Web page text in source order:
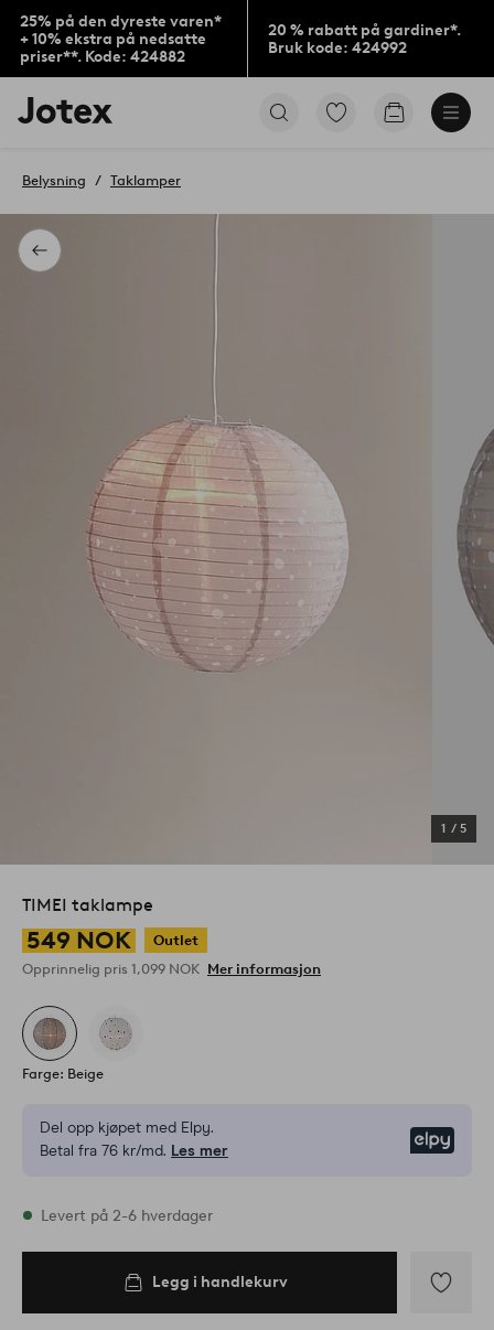
25% på den dyreste varen*
+ 10% ekstra på nedsatte
priser**. Kode: 424882
20 % rabatt på gardiner*.
Bruk kode: 424992
Jotex’
logo
til
Gå
Gå
Tilbake
Belysning Taklamper
1 / 5
TIMEI taklampe
549 NOK
Outlet
Opprinnelig pris 1,099 NOK Mer informasjon
Farge: Beige
Del opp kjøpet med Elpy.
Betal fra 76 kr/md. Les mer
På lager
Levert på 2-6 hverdager
Legg i handlekurv